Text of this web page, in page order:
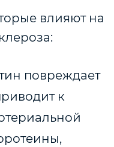
влияют на
повреждает
к